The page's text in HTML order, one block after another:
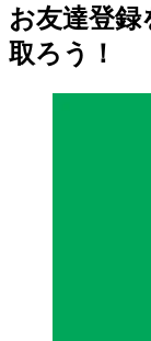
お友達登
取ろう！